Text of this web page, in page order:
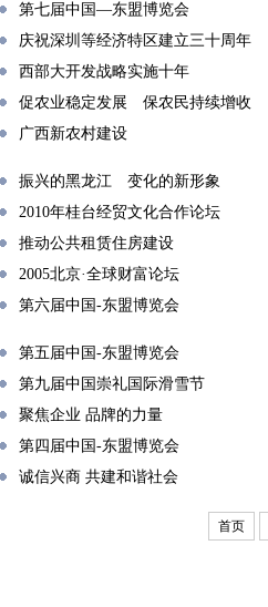
第七届中国—东盟博览会
庆祝深圳等经济特区建立三十周年
西部大开发战略实施十年
促农业稳定发展 保农民持续增收
广西新农村建设
振兴的黑龙江 变化的新形象
2010年桂台经贸文化合作论坛
推动公共租赁住房建设
2005北京·全球财富论坛
第六届中国-东盟博览会
第五届中国-东盟博览会
第九届中国崇礼国际滑雪节
聚焦企业 品牌的力量
第四届中国-东盟博览会
诚信兴商 共建和谐社会
首页